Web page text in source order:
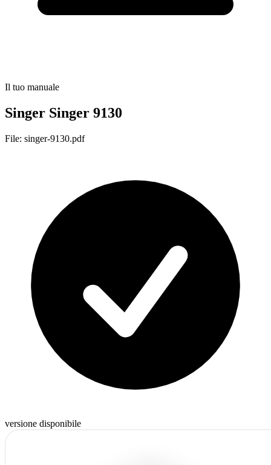
Il tuo manuale
Singer Singer 9130
File: singer-9130.pdf
versione disponibile